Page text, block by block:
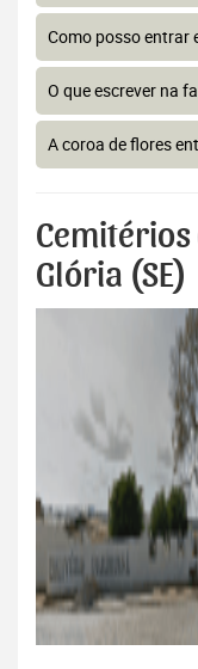
Como posso entrar
O que escrever na
A coroa de flores
Cemitérios
Glória (SE)